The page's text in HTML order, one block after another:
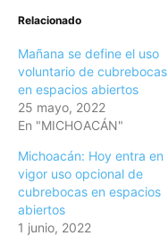
Relacionado
Mañana se define el uso
voluntario de cubrebocas
en espacios abiertos
25 mayo, 2022
En "MICHOACÁN"
Michoacán: Hoy entra en
vigor uso opcional de
cubrebocas en espacios
abiertos
1 junio, 2022